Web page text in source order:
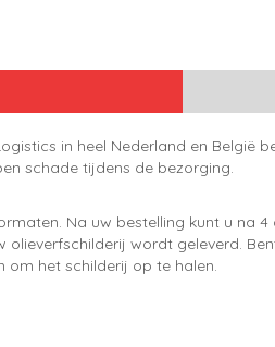
in heel Nederland en België
schade tijdens de bezorging.
Na uw bestelling kunt u na
olieverfschilderij wordt geleverd.
om het schilderij op te halen.